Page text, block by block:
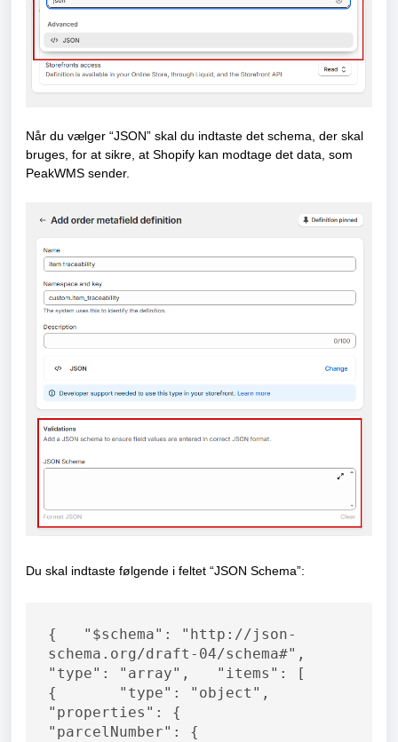
Når du vælger “JSON” skal du indtaste det schema, der skal
bruges, for at sikre, at Shopify kan modtage det data, som
PeakWMS sender.
Du skal indtaste følgende i feltet “JSON Schema”:
{   "$schema": "http://json-
schema.org/draft-04/schema#",
"type": "array",   "items": [
{       "type": "object",
"properties": {
"parcelNumber": {